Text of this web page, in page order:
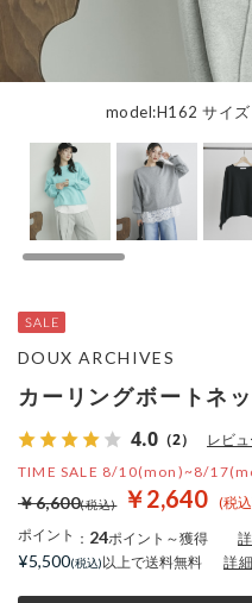
model:H162 サイ
カーリングボートネ
4.0 （2） レビ
TIME SALE 8/10(mon)~8/
￥2,640
￥6,600
ポイント ： 24ポイント～獲得
DOUX ARCHIVES
¥5,500 以上で送料無料 詳